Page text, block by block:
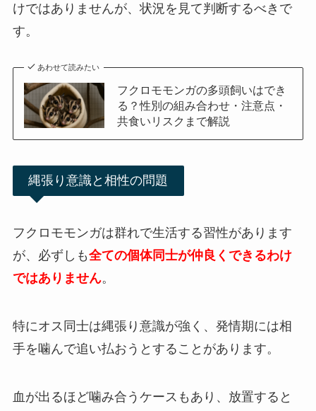
けではありませんが、状況を見て判断するべきで
す。
あわせて読みたい
フクロモモンガの多頭飼いはでき
る？性別の組み合わせ・注意点・
共食いリスクまで解説
縄張り意識と相性の問題
フクロモモンガは群れで生活する習性があります
が、必ずしも全ての個体同士が仲良くできるわけ
ではありません。
特にオス同士は縄張り意識が強く、発情期には相
手を噛んで追い払おうとすることがあります。
血が出るほど噛み合うケースもあり、放置すると